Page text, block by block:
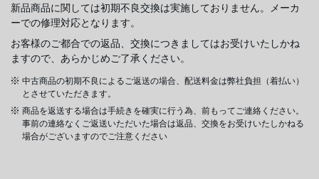
新品商品に関しては初期不良交換は実施しておりません。メーカ
ーでの修理対応となります。
お客様のご都合での返品、交換につきましてはお受けいたしかね
ますので、あらかじめご了承ください。
中古商品の初期不良によるご返送の場合、配送料金は弊社負担（着払い）
とさせていただきます。
商品を返送する場合は手続きを確実に行う為、前もってご連絡ください。
事前の連絡なくご返送いただいた場合は返品、交換をお受けいたしかねる
場合がございますのでご注意ください